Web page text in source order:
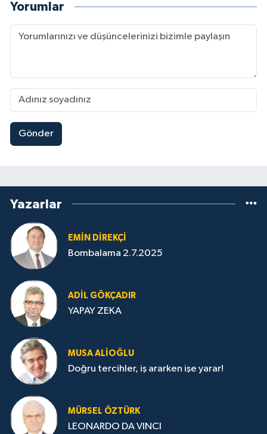
Yorumlar
Gönder
Yazarlar
EMIN DIREKÇI
Bombalama 2.7.2025
ADIL GÖKÇADIR
YAPAY ZEKA
MUSA ALIOĞLU
Doğru tercihler, iş ararken işe yarar!
MÜRSEL ÖZTÜRK
LEONARDO DA VINCI